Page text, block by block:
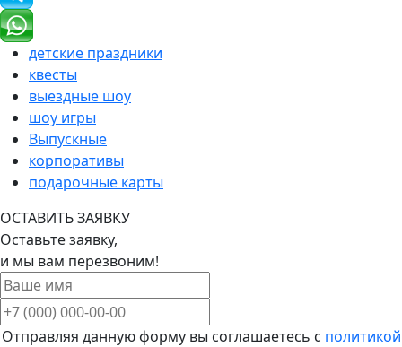
детские праздники
квесты
выездные шоу
шоу игры
Выпускные
корпоративы
подарочные карты
ОСТАВИТЬ ЗАЯВКУ
Оставьте заявку,
и мы вам перезвоним!
Отправляя данную форму вы соглашаетесь с политикой